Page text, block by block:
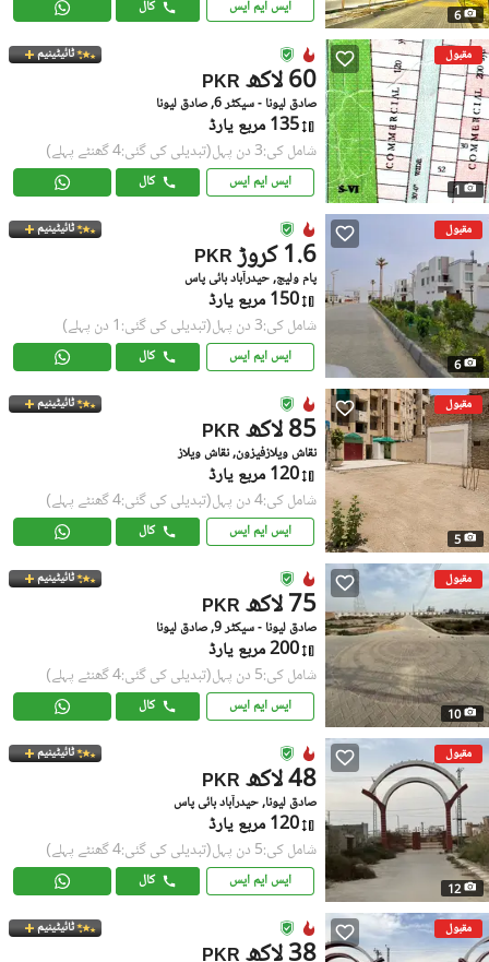
6 ایس ایم ایس کال
مقبول
1
ٹائیٹینیم
PKR 60 لاکھ
صادق لیونا - سیکٹر 6, صادق لیونا
135 مربع یارڈ
شامل کی:3 دن پہل (تبدیلی کی گئی:4 گھنٹے پہلے)
ایس ایم ایس کال
مقبول
6
ٹائیٹینیم
PKR 1.6 کروڑ
پام ولیج, حیدرآباد بائی پاس
150 مربع یارڈ
شامل کی:3 دن پہل (تبدیلی کی گئی:1 دن پہلے)
ایس ایم ایس کال
مقبول
5
ٹائیٹینیم
PKR 85 لاکھ
نقاش ویلازفیزون, نقاش ویلاز
120 مربع یارڈ
شامل کی:4 دن پہل (تبدیلی کی گئی:4 گھنٹے پہلے)
ایس ایم ایس کال
مقبول
10
ٹائیٹینیم
PKR 75 لاکھ
صادق لیونا - سیکٹر 9, صادق لیونا
200 مربع یارڈ
شامل کی:5 دن پہل (تبدیلی کی گئی:4 گھنٹے پہلے)
ایس ایم ایس کال
مقبول
12
ٹائیٹینیم
PKR 48 لاکھ
صادق لیونا, حیدرآباد بائی پاس
120 مربع یارڈ
شامل کی:5 دن پہل (تبدیلی کی گئی:4 گھنٹے پہلے)
ایس ایم ایس کال
مقبول ٹائیٹینیم